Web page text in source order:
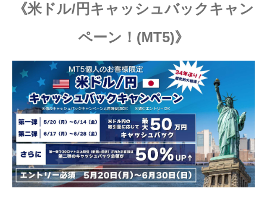
《米ドル/円キャッシュバックキャン
ペーン！(MT5)》